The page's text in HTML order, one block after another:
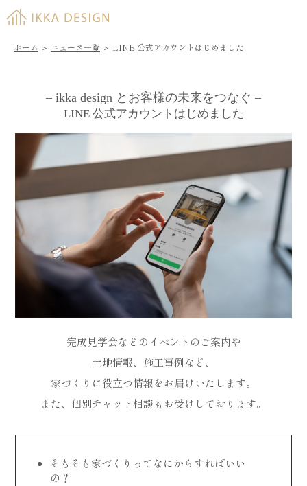
ホーム ＞ ニュース一覧 ＞ LINE 公式アカウントはじめました
– ikka design とお客様の未来をつなぐ –
LINE 公式アカウントはじめました
完成見学会などのイベントのご案内や
土地情報、施工事例など、
家づくりに役立つ情報をお届けいたします。
また、個別チャット相談もお受けしております。
そもそも家づくりってなにからすればいい
の？